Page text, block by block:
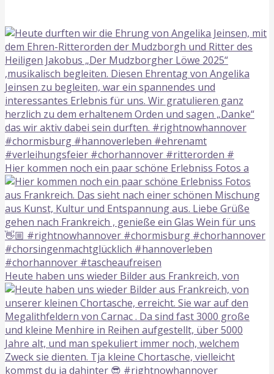
Hier kommen noch ein paar schöne Erlebniss Fotos a
Heute haben uns wieder Bilder aus Frankreich, von